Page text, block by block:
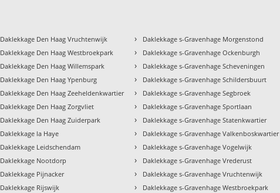
Daklekkage Den Haag Vruchtenwijk
Daklekkage Den Haag Westbroekpark
Daklekkage Den Haag Willemspark
Daklekkage Den Haag Ypenburg
Daklekkage Den Haag Zeeheldenkwartier
Daklekkage Den Haag Zorgvliet
Daklekkage Den Haag Zuiderpark
Daklekkage la Haye
Daklekkage Leidschendam
Daklekkage Nootdorp
Daklekkage Pijnacker
Daklekkage Rijswijk
› Daklekkage s-Gravenhage Morgenstond
› Daklekkage s-Gravenhage Ockenburgh
› Daklekkage s-Gravenhage Scheveningen
› Daklekkage s-Gravenhage Schildersbuurt
› Daklekkage s-Gravenhage Segbroek
› Daklekkage s-Gravenhage Sportlaan
› Daklekkage s-Gravenhage Statenkwartier
› Daklekkage s-Gravenhage Valkenboskwartier
› Daklekkage s-Gravenhage Vogelwijk
› Daklekkage s-Gravenhage Vrederust
› Daklekkage s-Gravenhage Vruchtenwijk
› Daklekkage s-Gravenhage Westbroekpark